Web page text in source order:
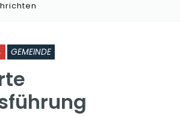
GEMEINDE